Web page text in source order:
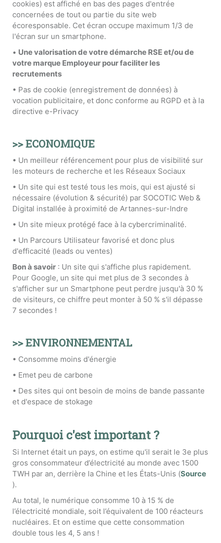
cookies) est affiché en bas des pages d'entrée
concernées de tout ou partie du site web
écoresponsable. Cet écran occupe maximum 1/3 de
l'écran sur un smartphone.
• Une valorisation de votre démarche RSE et/ou de
votre marque Employeur pour faciliter les
recrutements
• Pas de cookie (enregistrement de données) à
vocation publicitaire, et donc conforme au RGPD et à la
directive e-Privacy
>> ECONOMIQUE
• Un meilleur référencement pour plus de visibilité sur
les moteurs de recherche et les Réseaux Sociaux
• Un site qui est testé tous les mois, qui est ajusté si
nécessaire (évolution & sécurité) par SOCOTIC Web &
Digital installée à proximité de Artannes-sur-Indre
• Un site mieux protégé face à la cybercriminalité.
• Un Parcours Utilisateur favorisé et donc plus
d'efficacité (leads ou ventes)
Bon à savoir : Un site qui s'affiche plus rapidement.
Pour Google, un site qui met plus de 3 secondes à
s'afficher sur un Smartphone peut perdre jusqu'à 30 %
de visiteurs, ce chiffre peut monter à 50 % s'il dépasse
7 secondes !
>> ENVIRONNEMENTAL
• Consomme moins d'énergie
• Emet peu de carbone
• Des sites qui ont besoin de moins de bande passante
et d'espace de stokage
Pourquoi c'est important ?
Si Internet était un pays, on estime qu'il serait le 3e plus
gros consommateur d’électricité au monde avec 1500
TWH par an, derrière la Chine et les États-Unis (Source
).
Au total, le numérique consomme 10 à 15 % de
l’électricité mondiale, soit l’équivalent de 100 réacteurs
nucléaires. Et on estime que cette consommation
double tous les 4, 5 ans !